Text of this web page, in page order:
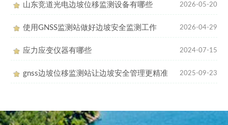
山东竞道光电边坡位移监测设备有哪些 2026-05-20
使用GNSS监测站做好边坡安全监测工作 2026-04-29
应力应变仪器有哪些 2024-07-15
gnss边坡位移监测站让边坡安全管理更精准 2025-09-23